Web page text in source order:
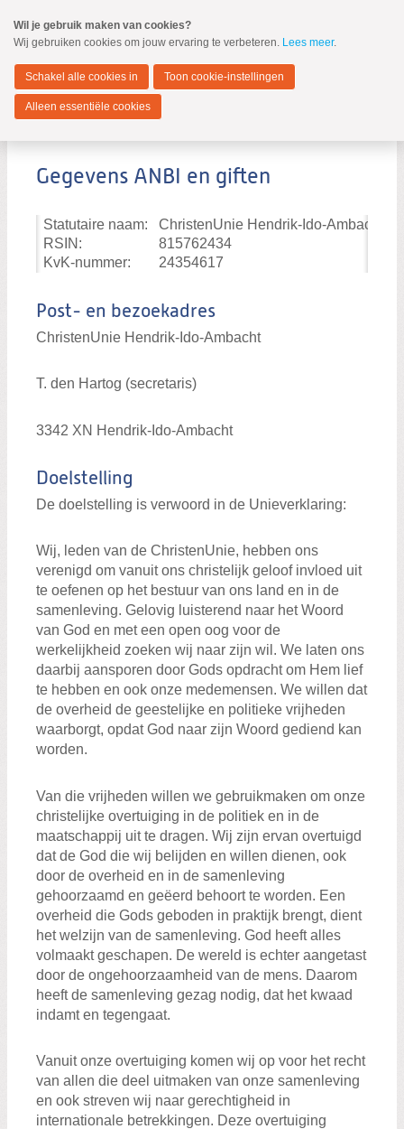
naar
Spring
de
inhoud
Spring
naar
Hendrik-Ido-Ambacht
MENU
Samenwerking SGP - CU
ANBI ChristenUnie
SGP
Jongeren
Links
Zoeken:
Zoeken
Gegevens ANBI en giften
Statutaire naam:
ChristenUnie Hendrik-Ido-Ambacht
RSIN:
815762434
KvK-nummer:
24354617
Post- en bezoekadres
ChristenUnie Hendrik-Ido-Ambacht
T. den Hartog (secretaris)
3342 XN Hendrik-Ido-Ambacht
Doelstelling
De doelstelling is verwoord in de Unieverklaring:
Wij, leden van de ChristenUnie, hebben ons
verenigd om vanuit ons christelijk geloof invloed uit
te oefenen op het bestuur van ons land en in de
samenleving. Gelovig luisterend naar het Woord
van God en met een open oog voor de
werkelijkheid zoeken wij naar zijn wil. We laten ons
daarbij aansporen door Gods opdracht om Hem lief
te hebben en ook onze medemensen. We willen dat
de overheid de geestelijke en politieke vrijheden
waarborgt, opdat God naar zijn Woord gediend kan
worden.
Van die vrijheden willen we gebruikmaken om onze
christelijke overtuiging in de politiek en in de
maatschappij uit te dragen. Wij zijn ervan overtuigd
dat de God die wij belijden en willen dienen, ook
door de overheid en in de samenleving
gehoorzaamd en geëerd behoort te worden. Een
overheid die Gods geboden in praktijk brengt, dient
het welzijn van de samenleving. God heeft alles
volmaakt geschapen. De wereld is echter aangetast
door de ongehoorzaamheid van de mens. Daarom
heeft de samenleving gezag nodig, dat het kwaad
indamt en tegengaat.
Vanuit onze overtuiging komen wij op voor het recht
van allen die deel uitmaken van onze samenleving
en ook streven wij naar gerechtigheid in
internationale betrekkingen. Deze overtuiging
Wil je gebruik maken van cookies?
Wij gebruiken cookies om jouw ervaring te verbeteren. Lees meer.
Schakel alle cookies in Toon cookie-instellingen
Alleen essentiële cookies